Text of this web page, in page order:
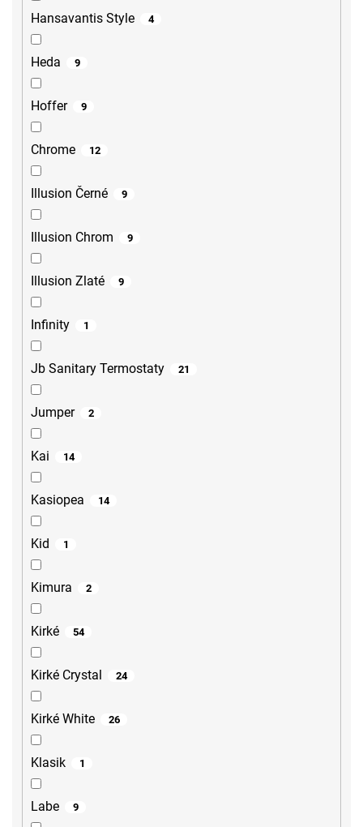
Hansavantis Style 4
Heda 9
Hoffer 9
Chrome 12
Illusion Černé 9
Illusion Chrom 9
Illusion Zlaté 9
Infinity 1
Jb Sanitary Termostaty 21
Jumper 2
Kai 14
Kasiopea 14
Kid 1
Kimura 2
Kirké 54
Kirké Crystal 24
Kirké White 26
Klasik 1
Labe 9